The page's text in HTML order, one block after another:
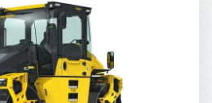
5 AM
250,-
DAGPRIJS PER WEEK
DAGPRIJS PER MAAND